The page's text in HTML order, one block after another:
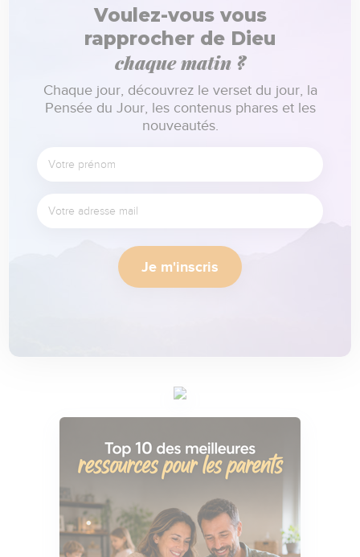
Voulez-vous vous
rapprocher de Dieu
chaque matin ?
Chaque jour, découvrez le verset du jour, la
Pensée du Jour, les contenus phares et les
nouveautés.
Je m'inscris